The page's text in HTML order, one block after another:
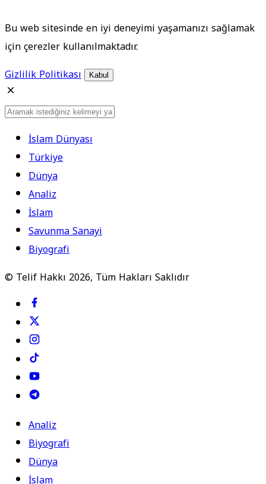
Bu web sitesinde en iyi deneyimi yaşamanızı sağlamak
için çerezler kullanılmaktadır.
Gizlilik Politikası
Kabul
İslam Dünyası
Türkiye
Dünya
Analiz
İslam
Savunma Sanayi
Biyografi
© Telif Hakkı 2026, Tüm Hakları Saklıdır
Analiz
Biyografi
Dünya
İslam